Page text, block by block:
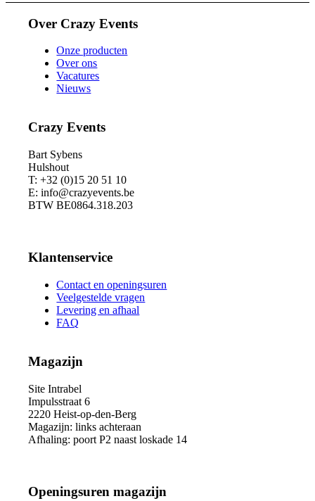
Over Crazy Events
Onze producten
Over ons
Vacatures
Nieuws
Crazy Events
Bart Sybens
Hulshout
T: +32 (0)15 20 51 10
E: info@crazyevents.be
BTW BE0864.318.203
Klantenservice
Contact en openingsuren
Veelgestelde vragen
Levering en afhaal
FAQ
Magazijn
Site Intrabel
Impulsstraat 6
2220 Heist-op-den-Berg
Magazijn: links achteraan
Afhaling: poort P2 naast loskade 14
Openingsuren magazijn